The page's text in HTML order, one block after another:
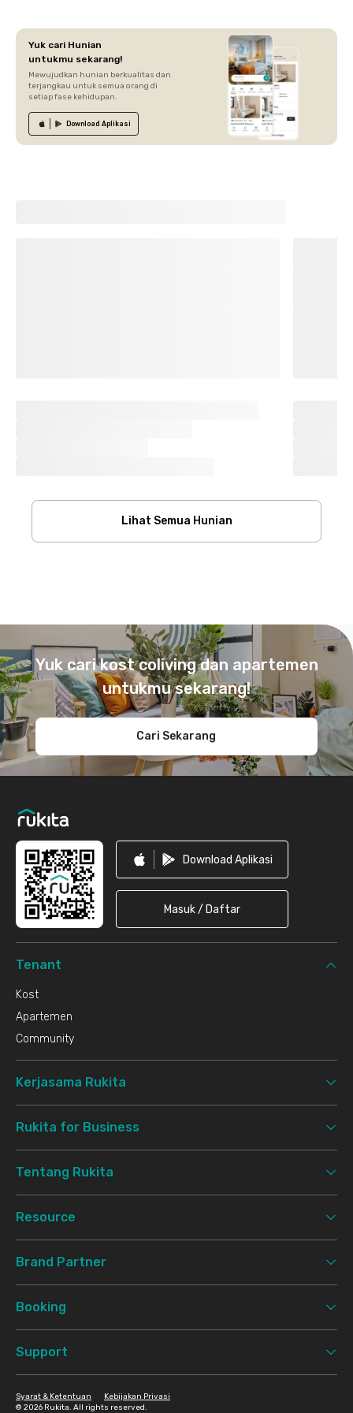
Yuk cari Hunian
untukmu sekarang!
Mewujudkan hunian berkualitas dan
terjangkau untuk semua orang di
setiap fase kehidupan.
Download Aplikasi
Lihat Semua Hunian
Yuk cari kost coliving dan apartemen
untukmu sekarang!
Cari Sekarang
Download Aplikasi
Masuk / Daftar
Tenant
Kost
Apartemen
Community
Kerjasama Rukita
Rukita for Business
Tentang Rukita
Resource
Brand Partner
Booking
Support
© 2026 Rukita. All rights reserved.
Syarat & Ketentuan Kebijakan Privasi